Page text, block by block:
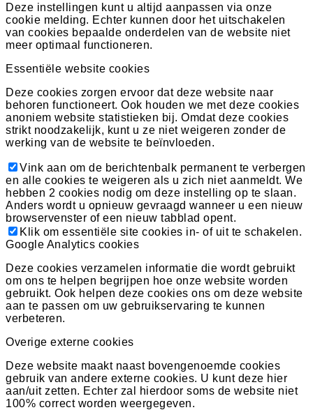
Deze instellingen kunt u altijd aanpassen via onze
cookie melding. Echter kunnen door het uitschakelen
van cookies bepaalde onderdelen van de website niet
meer optimaal functioneren.
Essentiële website cookies
Deze cookies zorgen ervoor dat deze website naar
behoren functioneert. Ook houden we met deze cookies
anoniem website statistieken bij. Omdat deze cookies
strikt noodzakelijk, kunt u ze niet weigeren zonder de
werking van de website te beïnvloeden.
Vink aan om de berichtenbalk permanent te verbergen
en alle cookies te weigeren als u zich niet aanmeldt. We
hebben 2 cookies nodig om deze instelling op te slaan.
Anders wordt u opnieuw gevraagd wanneer u een nieuw
browservenster of een nieuw tabblad opent.
Klik om essentiële site cookies in- of uit te schakelen.
Google Analytics cookies
Deze cookies verzamelen informatie die wordt gebruikt
om ons te helpen begrijpen hoe onze website worden
gebruikt. Ook helpen deze cookies ons om deze website
aan te passen om uw gebruikservaring te kunnen
verbeteren.
Overige externe cookies
Deze website maakt naast bovengenoemde cookies
gebruik van andere externe cookies. U kunt deze hier
aan/uit zetten. Echter zal hierdoor soms de website niet
100% correct worden weergegeven.